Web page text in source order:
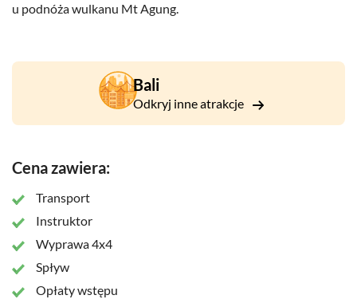
u podnóża wulkanu Mt Agung.
Bali
Odkryj inne atrakcje
Cena zawiera:
Transport
Instruktor
Wyprawa 4x4
Spływ
Opłaty wstępu